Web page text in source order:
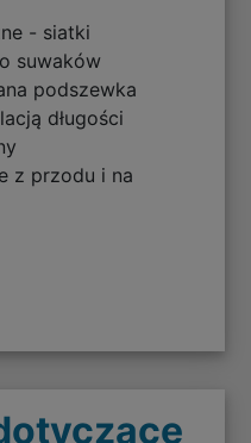
- siatki
suwaków
podszewka
długości
z przodu i na